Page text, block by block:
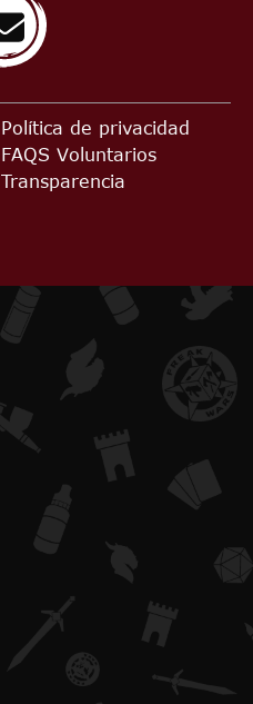
Política de privacidad
FAQS Voluntarios
Transparencia